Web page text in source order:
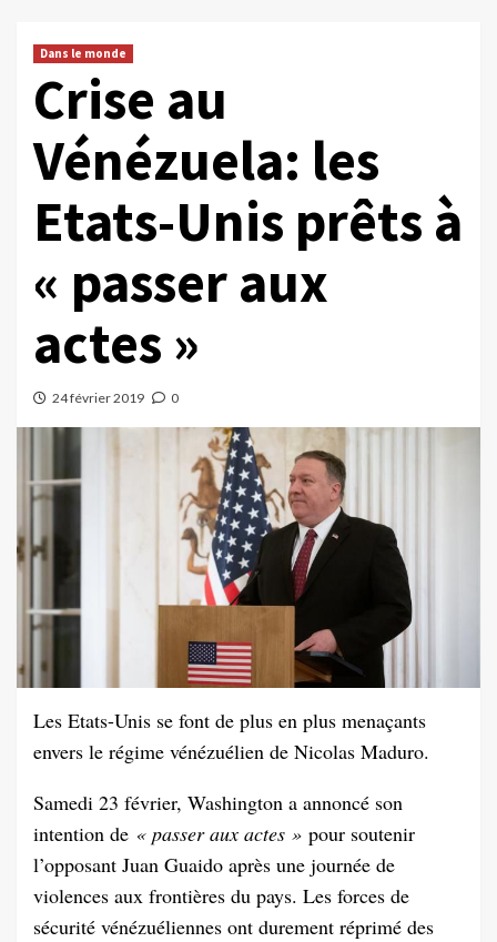
Dans le monde
Crise au
Vénézuela: les
Etats-Unis prêts à
« passer aux
actes »
24 février 2019 0
Les Etats-Unis se font de plus en plus menaçants
envers le régime vénézuélien de Nicolas Maduro.
Samedi 23 février, Washington a annoncé son
intention de « passer aux actes » pour soutenir
l’opposant Juan Guaido après une journée de
violences aux frontières du pays. Les forces de
sécurité vénézuéliennes ont durement réprimé des